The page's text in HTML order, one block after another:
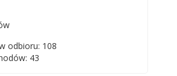
odbioru: 108
43